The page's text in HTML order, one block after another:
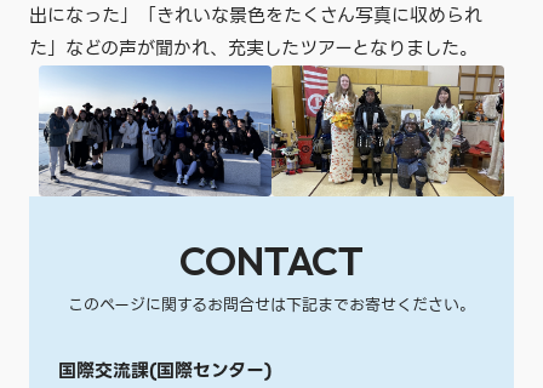
出になった」「きれいな景色をたくさん写真に収められ
た」などの声が聞かれ、充実したツアーとなりました。
CONTACT
このページに関するお問合せは下記までお寄せください。
国際交流課(国際センター)